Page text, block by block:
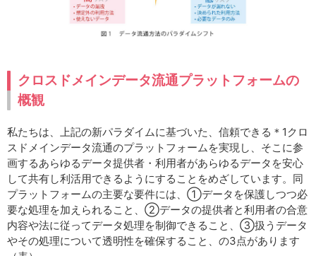
クロスドメインデータ流通プラットフォームの
概観
私たちは、上記の新パラダイムに基づいた、信頼できる＊1クロ
スドメインデータ流通のプラットフォームを実現し、そこに参
画するあらゆるデータ提供者・利用者があらゆるデータを安心
して共有し利活用できるようにすることをめざしています。同
プラットフォームの主要な要件には、①データを保護しつつ必
要な処理を加えられること、②データの提供者と利用者の合意
内容や法に従ってデータ処理を制御できること、③扱うデータ
やその処理について透明性を確保すること、の3点があります